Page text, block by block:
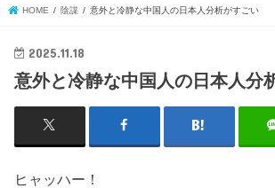
HOME 陰謀 意外と冷静な中国人の日本人分析がすごい
2025.11.18
意外と冷静な中国人の日本人分
ヒャッハー！